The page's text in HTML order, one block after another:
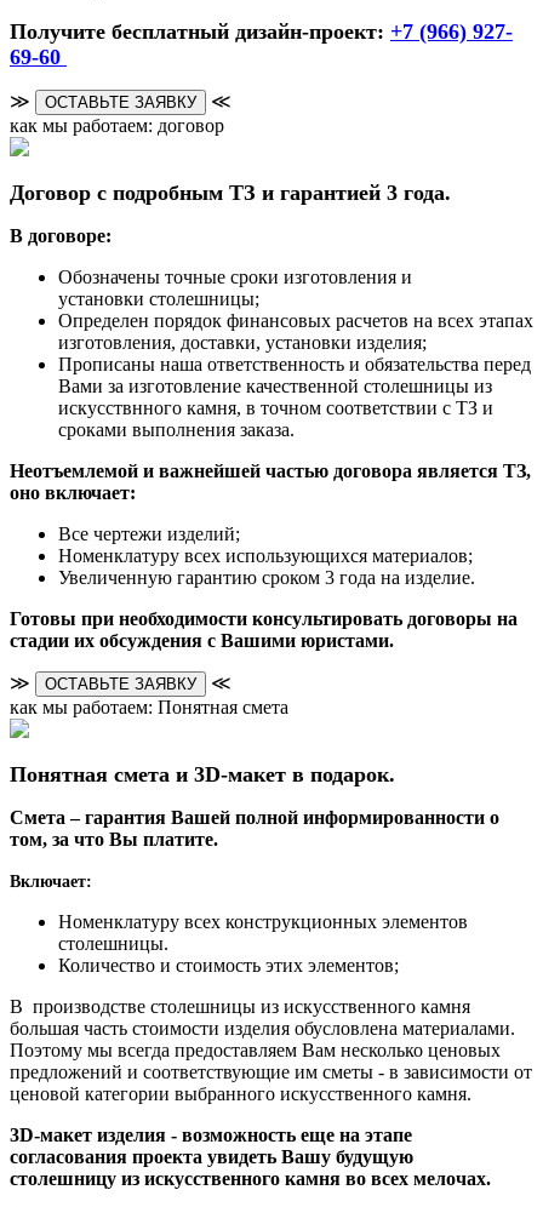
Получите бесплатный дизайн-проект: +7 (966) 927-
69-60
≫ ОСТАВЬТЕ ЗАЯВКУ
≪
как мы работаем: договор
Договор с подробным ТЗ и гарантией 3 года.
В договоре:
Обозначены точные сроки изготовления и
установки столешницы;
Определен порядок финансовых расчетов на всех этапах
изготовления, доставки, установки изделия;
Прописаны наша ответственность и обязательства перед
Вами за изготовление качественной столешницы из
искусствнного камня, в точном соответствии с ТЗ и
сроками выполнения заказа.
Неотъемлемой и важнейшей частью договора является ТЗ,
оно включает:
Все чертежи изделий;
Номенклатуру всех использующихся материалов;
Увеличенную гарантию сроком 3 года на изделие.
Готовы при необходимости консультировать договоры на
стадии их обсуждения с Вашими юристами.
≫ ОСТАВЬТЕ ЗАЯВКУ
≪
как мы работаем: Понятная смета
Понятная смета и 3D-макет в подарок.
Смета – гарантия Вашей полной информированности о
том, за что Вы платите.
Включает:
Номенклатуру всех конструкционных элементов
столешницы.
Количество и стоимость этих элементов;
В производстве столешницы из искусственного камня
большая часть стоимости изделия обусловлена материалами.
Поэтому мы всегда предоставляем Вам несколько ценовых
предложений и соответствующие им сметы - в зависимости от
ценовой категории выбранного искусственного камня.
3D-макет изделия - возможность еще на этапе
согласования проекта увидеть Вашу будущую
столешницу из искусственного камня во всех мелочах.